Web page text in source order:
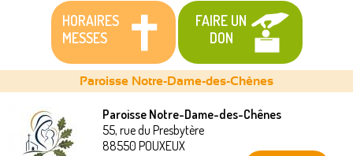
HORAIRES
MESSES
FAIRE UN
DON
Vous
Paroisse Notre-Dame-des-Chênes
Paroisse Notre-Dame-des-Chênes
55, rue du Presbytère
88550 POUXEUX